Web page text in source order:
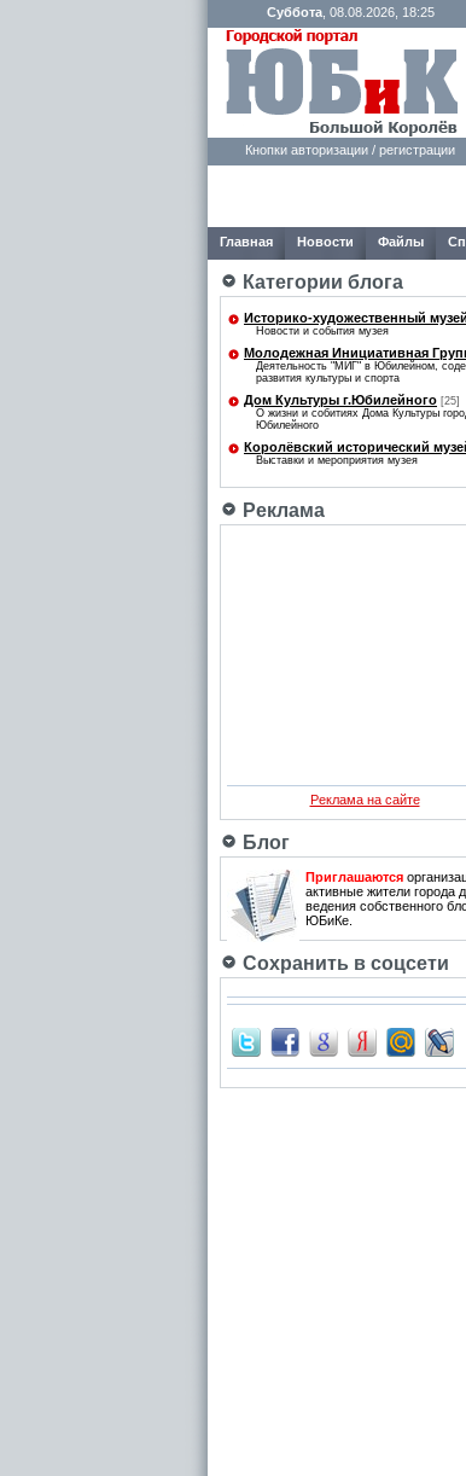
Суббота, 08.08.2026, 18:25
Кнопки авторизации / регистрации
Главная Новости Файлы
Категории блога
Историко-художественный музей
Новости и события музея
Молодежная Инициативная
Деятельность "МИГ" в Юбилейном,
развития культуры и спорта
Дом Культуры г.Юбилейного [25]
О жизни и собитиях Дома Культуры
Юбилейного
Королёвский исторический
Выставки и мероприятия музея
Реклама
Реклама на сайте
Блог
Приглашаются
активные жители города
ведения собственного
ЮБиКе.
Сохранить в соцсети